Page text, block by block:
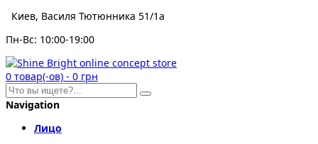
Киев, Василя Тютюнника 51/1а
Пн-Вс: 10:00-19:00
0 товар(-ов) - 0 грн
Navigation
Лицо